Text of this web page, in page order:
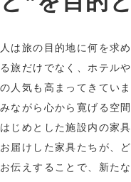
人は旅の目的地に何を求
る旅だけでなく、ホテル
の人気も高まってきてい
みながら心から寛げる空
はじめとした施設内の家
お届けした家具たちが、
お伝えすることで、新た